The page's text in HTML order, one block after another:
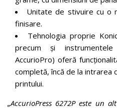
Unitate de stivuire cu o
finisare.
Tehnologia proprie
precum și
AccurioPro) oferă
completă, încă de la intrarea
printului.
„AccurioPress 6272P este un